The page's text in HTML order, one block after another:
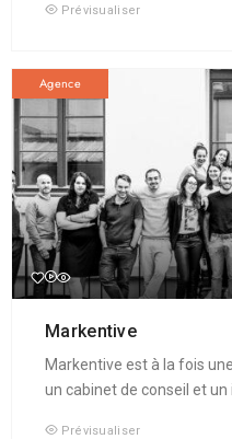
Prévisualiser
Agence
Markentive
Markentive est à la fois
un cabinet de conseil et un
Prévisualiser